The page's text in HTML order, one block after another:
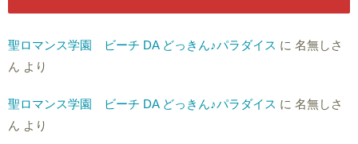
聖ロマンス学園 ビーチ DA どっきん♪パラダイス に 名無しさ
ん より
聖ロマンス学園 ビーチ DA どっきん♪パラダイス に 名無しさ
ん より